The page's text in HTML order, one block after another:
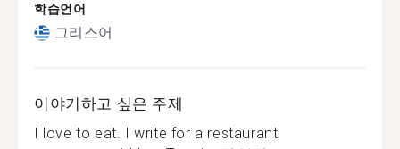
학습언어
그리스어
이야기하고 싶은 주제
I love to eat. I write for a restaurant